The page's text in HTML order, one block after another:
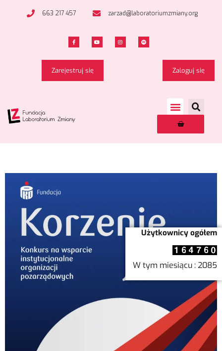
663 217 457 zarzad@laboratoriumzmiany.org
Zarejestruj się Zaloguj się
Użytkownicy ogółem
W tym miesiącu : 2085